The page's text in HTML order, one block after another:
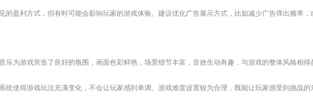
的盈利方式，但有时可能会影响玩家的游戏体验。建议优化广告展示方式，比如减少广告弹出频率
乐为游戏营造了良好的氛围，画面色彩鲜艳，场景细节丰富，音效生动有趣，与游戏的整体风格相
统使得游戏玩法充满变化，不会让玩家感到单调。游戏难度设置较为合理，既能让玩家感受到挑战